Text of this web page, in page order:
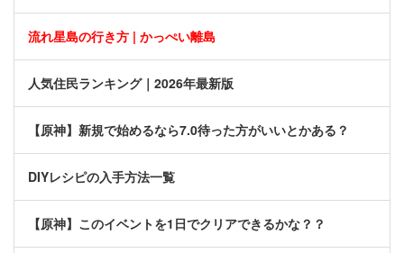
流れ星島の行き方 | かっぺい離島
人気住民ランキング｜2026年最新版
【原神】新規で始めるなら7.0待った方がいいとかある？
DIYレシピの入手方法一覧
【原神】このイベントを1日でクリアできるかな？？